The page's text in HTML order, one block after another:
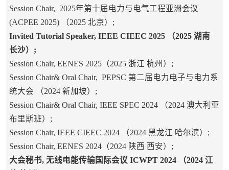
Session Chair, 2025年第十届电力与电气工程亚洲会议
(ACPEE 2025) （2025 北京）;
Invited Tutorial Speaker, IEEE CIEEC 2025 （2025 湖南
长沙）;
Session Chair, EENES 2025（2025 浙江 杭州）;
Session Chair& Oral Chair, PEPSC 第二届电力电子与电力系
统大会 （2024 新加坡）;
Session Chair& Oral Chair, IEEE SPEC 2024 （2024 澳大利亚
布里斯班）;
Session Chair, IEEE CIEEC 2024 （2024 黑龙江 哈尔滨）;
Session Chair, EENES 2024（2024 陕西 西安）;
大会秘书, 无线电能传输国际会议 ICWPT 2024 （2024 江